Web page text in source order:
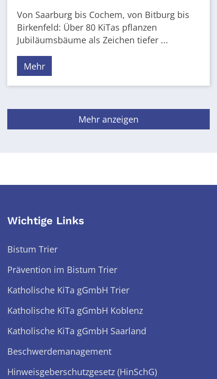
Von Saarburg bis Cochem, von Bitburg bis
Birkenfeld: Über 80 KiTas pflanzen
Jubiläumsbäume als Zeichen tiefer ...
Mehr
Mehr anzeigen
Wichtige Links
Bistum Trier
Prävention im Bistum Trier
Katholische KiTa gGmbH Trier
Katholische KiTa gGmbH Koblenz
Katholische KiTa gGmbH Saarland
Beschwerdemanagement
Hinweisgeberschutzgesetz (HinSchG)